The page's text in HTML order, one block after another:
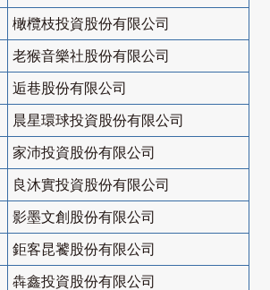
橄欖枝投資股份有限公司
老猴音樂社股份有限公司
逅巷股份有限公司
晨星環球投資股份有限公司
家沛投資股份有限公司
良沐實投資股份有限公司
影墨文創股份有限公司
鉅客昆饕股份有限公司
犇鑫投資股份有限公司